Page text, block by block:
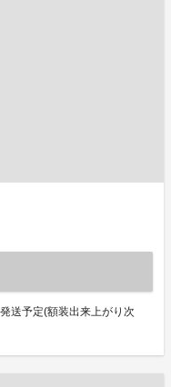
送予定(額装出来上がり次